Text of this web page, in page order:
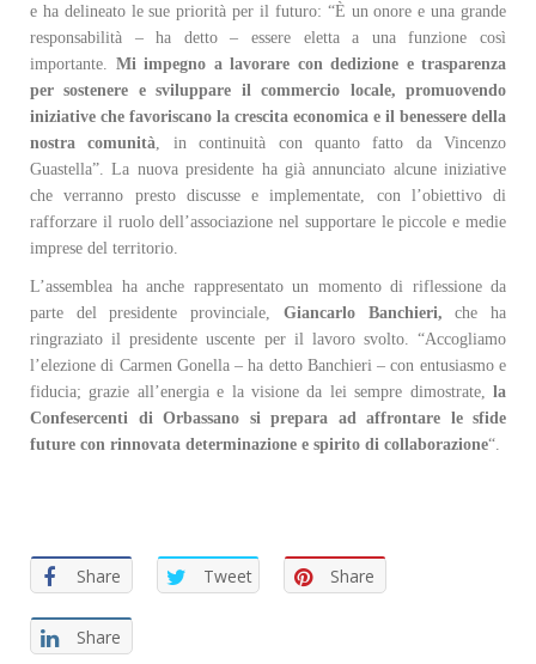
e ha delineato le sue priorità per il futuro: “È un onore e una grande
responsabilità – ha detto – essere eletta a una funzione così
importante. Mi impegno a lavorare con dedizione e trasparenza
per sostenere e sviluppare il commercio locale, promuovendo
iniziative che favoriscano la crescita economica e il benessere della
nostra comunità, in continuità con quanto fatto da Vincenzo
Guastella”. La nuova presidente ha già annunciato alcune iniziative
che verranno presto discusse e implementate, con l’obiettivo di
rafforzare il ruolo dell’associazione nel supportare le piccole e medie
imprese del territorio.
L’assemblea ha anche rappresentato un momento di riflessione da
parte del presidente provinciale, Giancarlo Banchieri, che ha
ringraziato il presidente uscente per il lavoro svolto. “Accogliamo
l’elezione di Carmen Gonella – ha detto Banchieri – con entusiasmo e
fiducia; grazie all’energia e la visione da lei sempre dimostrate, la
Confesercenti di Orbassano si prepara ad affrontare le sfide
future con rinnovata determinazione e spirito di collaborazione“.
Share Tweet Share
Share